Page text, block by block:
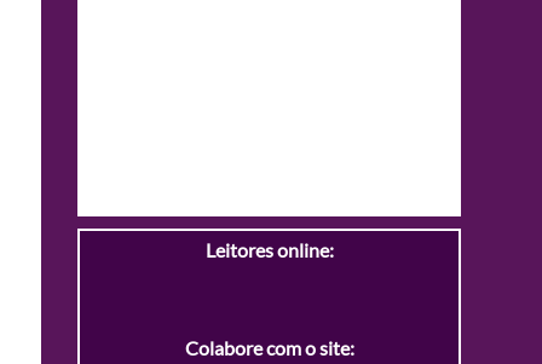
Leitores online:
Colabore com o site: